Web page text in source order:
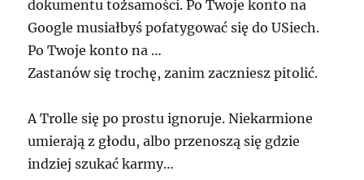
dokumentu tożsamości. Po Twoje konto na
Google musiałbyś pofatygować się do USiech.
Po Twoje konto na …
Zastanów się trochę, zanim zaczniesz pitolić.
A Trolle się po prostu ignoruje. Niekarmione
umierają z głodu, albo przenoszą się gdzie
indziej szukać karmy…